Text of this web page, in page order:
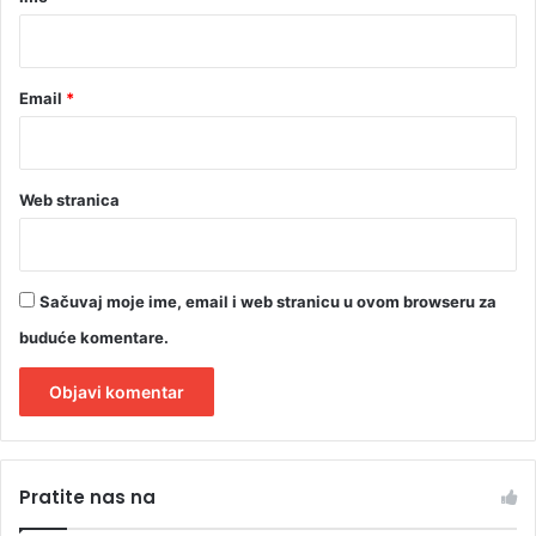
a
Email *
Web stranica
Sačuvaj moje ime, email i web stranicu u ovom browseru za
buduće komentare.
tPratite nas na